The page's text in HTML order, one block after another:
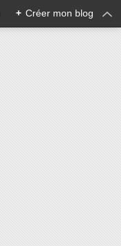
+ Créer mon blog